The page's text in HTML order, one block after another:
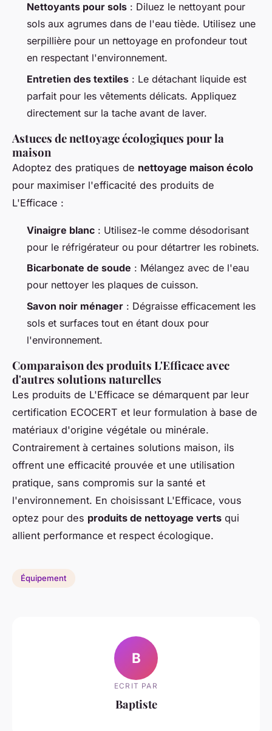
Nettoyants pour sols : Diluez le nettoyant pour
sols aux agrumes dans de l'eau tiède. Utilisez une
serpillière pour un nettoyage en profondeur tout
en respectant l'environnement.
Entretien des textiles : Le détachant liquide est
parfait pour les vêtements délicats. Appliquez
directement sur la tache avant de laver.
Astuces de nettoyage écologiques pour la
maison
Adoptez des pratiques de nettoyage maison écolo
pour maximiser l'efficacité des produits de
L'Efficace :
Vinaigre blanc : Utilisez-le comme désodorisant
pour le réfrigérateur ou pour détartrer les robinets.
Bicarbonate de soude : Mélangez avec de l'eau
pour nettoyer les plaques de cuisson.
Savon noir ménager : Dégraisse efficacement les
sols et surfaces tout en étant doux pour
l'environnement.
Comparaison des produits L'Efficace avec
d'autres solutions naturelles
Les produits de L'Efficace se démarquent par leur
certification ECOCERT et leur formulation à base de
matériaux d'origine végétale ou minérale.
Contrairement à certaines solutions maison, ils
offrent une efficacité prouvée et une utilisation
pratique, sans compromis sur la santé et
l'environnement. En choisissant L'Efficace, vous
optez pour des produits de nettoyage verts qui
allient performance et respect écologique.
Équipement
B
ECRIT PAR
Baptiste